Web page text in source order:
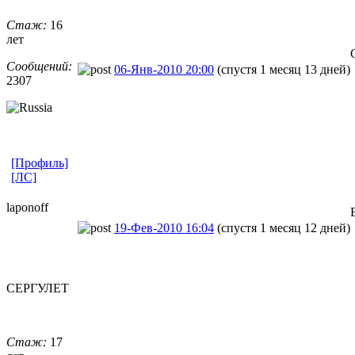
Стаж: 16
лет
Сообщений:
2307
06-Янв-2010 20:00 (спустя 1 месяц 13 дней)
[Профиль]
[ЛС]
laponoff
19-Фев-2010 16:04 (спустя 1 месяц 12 дней)
СЕРГУЛЕТ
Стаж: 17